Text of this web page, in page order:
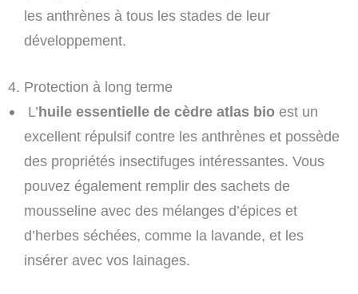
les anthrènes à tous les stades de leur
développement.
4. Protection à long terme
L’huile essentielle de cèdre atlas bio est un
excellent répulsif contre les anthrènes et possède
des propriétés insectifuges intéressantes. Vous
pouvez également remplir des sachets de
mousseline avec des mélanges d’épices et
d’herbes séchées, comme la lavande, et les
insérer avec vos lainages.